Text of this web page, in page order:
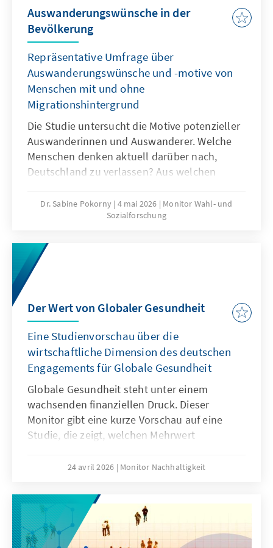
Auswanderungswünsche in der
Bevölkerung
Repräsentative Umfrage über
Auswanderungswünsche und -motive von
Menschen mit und ohne
Migrationshintergrund
Die Studie untersucht die Motive potenzieller
Auswanderinnen und Auswanderer. Welche
Menschen denken aktuell darüber nach,
Deutschland zu verlassen? Aus welchen
welche Länder würden sie auswandern
wollen? Gibt es systematische Unterschiede
bestimmten Gruppen?
Dr. Sabine Pokorny 4 mai 2026
Monitor Wahl- und
Sozialforschung
Der Wert von Globaler Gesundheit
Eine Studienvorschau über die
wirtschaftliche Dimension des deutschen
Engagements für Globale Gesundheit
Globale Gesundheit steht unter einem
wachsenden finanziellen Druck. Dieser
Monitor gibt eine kurze Vorschau auf eine
Studie, die zeigt, welchen Mehrwert
weit über rein humanitäre Effekte hinaus. Sie
Stabilität, Innovationskraft und zur Stärkung
internationaler Partnerschaften bei. Die
Analyse belegt, dass Deutschlands
Engagement nicht nur globale
24 avril 2026 Monitor Nachhaltigkeit